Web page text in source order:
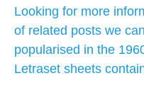
Looking for more
of related posts we
popularised in the
Letraset sheets